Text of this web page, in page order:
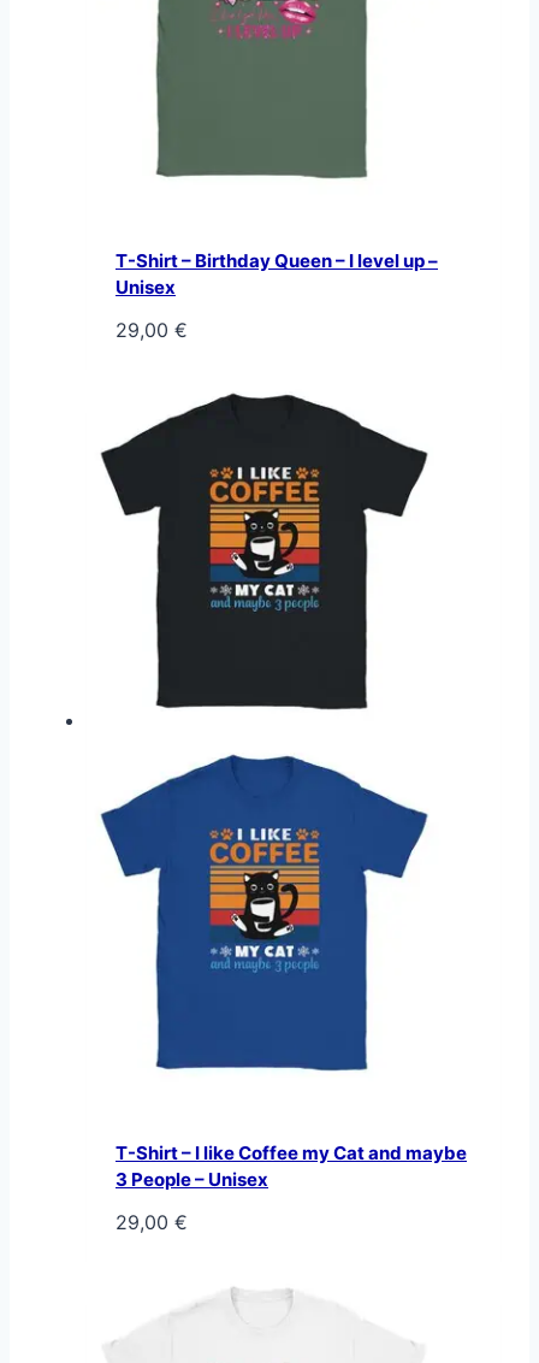
T-Shirt – Birthday Queen – I level up –
Unisex
29,00 €
T-Shirt – I like Coffee my Cat and maybe
3 People – Unisex
29,00 €